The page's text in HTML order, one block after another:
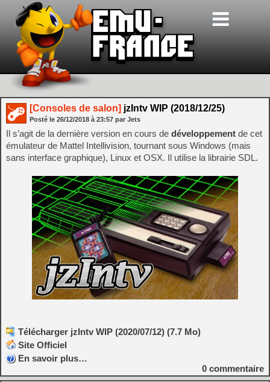
[Consoles de salon] jzIntv WIP (2018/12/25)
Posté le 26/12/2018 à 23:57 par Jets
Il s’agit de la dernière version en cours de développement de cet
émulateur de Mattel Intellivision, tournant sous Windows (mais
sans interface graphique), Linux et OSX. Il utilise la librairie SDL.
Télécharger jzIntv WIP (2020/07/12) (7.7 Mo)
Site Officiel
En savoir plus…
0 commentaire